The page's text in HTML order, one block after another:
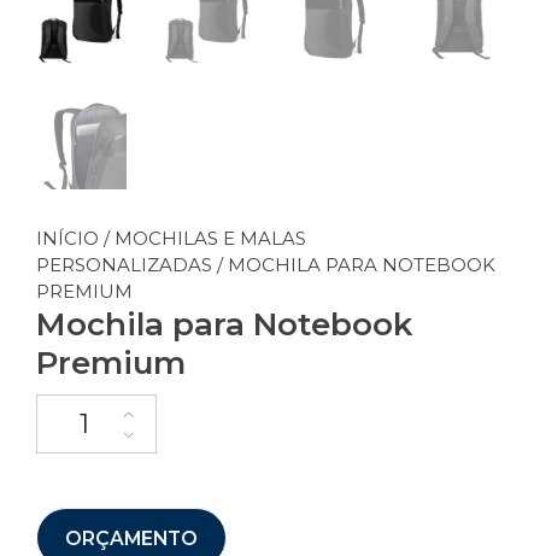
INÍCIO / MOCHILAS E MALAS
PERSONALIZADAS / MOCHILA PARA NOTEBOOK
PREMIUM
Mochila para Notebook
Premium
ORÇAMENTO